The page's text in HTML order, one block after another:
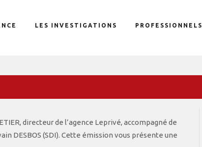
LES INVESTIGATIONS PROFESSIONNELS
directeur de l’agence Leprivé, accompagné de
DESBOS (SDI). Cette émission vous présente une